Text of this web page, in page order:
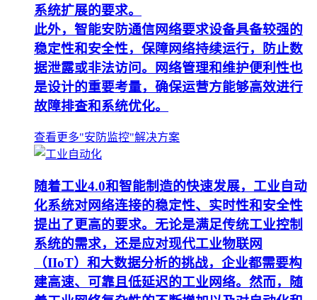
系统扩展的要求。
此外，智能安防通信网络要求设备具备较强的
稳定性和安全性，保障网络持续运行，防止数
据泄露或非法访问。网络管理和维护便利性也
是设计的重要考量，确保运营方能够高效进行
故障排查和系统优化。
查看更多"安防监控"解决方案
随着工业4.0和智能制造的快速发展，工业自动
化系统对网络连接的稳定性、实时性和安全性
提出了更高的要求。无论是满足传统工业控制
系统的需求，还是应对现代工业物联网
（IIoT）和大数据分析的挑战，企业都需要构
建高速、可靠且低延迟的工业网络。然而，随